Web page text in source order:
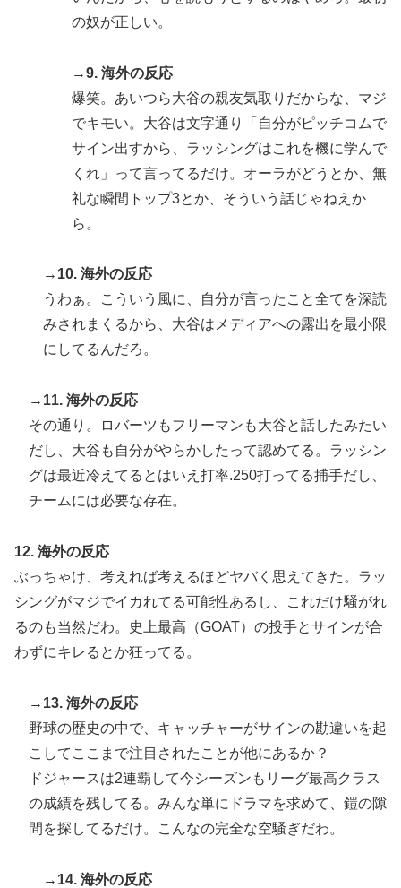
の奴が正しい。
→9. 海外の反応
爆笑。あいつら大谷の親友気取りだからな、マジ
でキモい。大谷は文字通り「自分がピッチコムで
サイン出すから、ラッシングはこれを機に学んで
くれ」って言ってるだけ。オーラがどうとか、無
礼な瞬間トップ3とか、そういう話じゃねえか
ら。
→10. 海外の反応
うわぁ。こういう風に、自分が言ったこと全てを深読
みされまくるから、大谷はメディアへの露出を最小限
にしてるんだろ。
→11. 海外の反応
その通り。ロバーツもフリーマンも大谷と話したみたい
だし、大谷も自分がやらかしたって認めてる。ラッシン
グは最近冷えてるとはいえ打率.250打ってる捕手だし、
チームには必要な存在。
12. 海外の反応
ぶっちゃけ、考えれば考えるほどヤバく思えてきた。ラッ
シングがマジでイカれてる可能性あるし、これだけ騒がれ
るのも当然だわ。史上最高（GOAT）の投手とサインが合
わずにキレるとか狂ってる。
→13. 海外の反応
野球の歴史の中で、キャッチャーがサインの勘違いを起
こしてここまで注目されたことが他にあるか？
ドジャースは2連覇して今シーズンもリーグ最高クラス
の成績を残してる。みんな単にドラマを求めて、鎧の隙
間を探してるだけ。こんなの完全な空騒ぎだわ。
→14. 海外の反応